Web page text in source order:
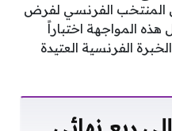
المنتخب الفرنسي لفرض
المواجهة اختباراً
الفرنسية العتيدة